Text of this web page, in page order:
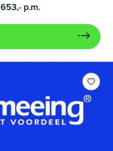
653,- p.m.